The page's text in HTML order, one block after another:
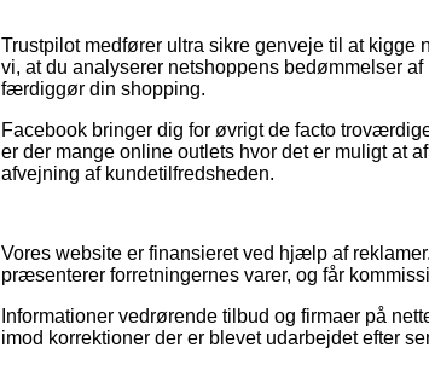
Trustpilot medfører ultra sikre genveje til at
vi, at du analyserer netshoppens bedømmelser
færdiggør din shopping.
Facebook bringer dig for øvrigt de facto
er der mange online outlets hvor det er muligt at
afvejning af kundetilfredsheden.
Vores website er finansieret ved hjælp af
præsenterer forretningernes varer, og får
Informationer vedrørende tilbud og firmaer på
imod korrektioner der er blevet udarbejdet efter